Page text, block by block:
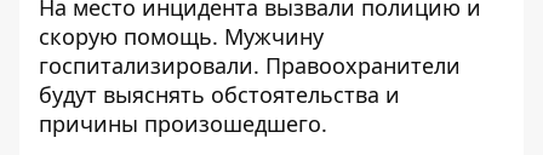
На место инцидента вызвали полицию и
скорую помощь. Мужчину
госпитализировали. Правоохранители
будут выяснять обстоятельства и
причины произошедшего.